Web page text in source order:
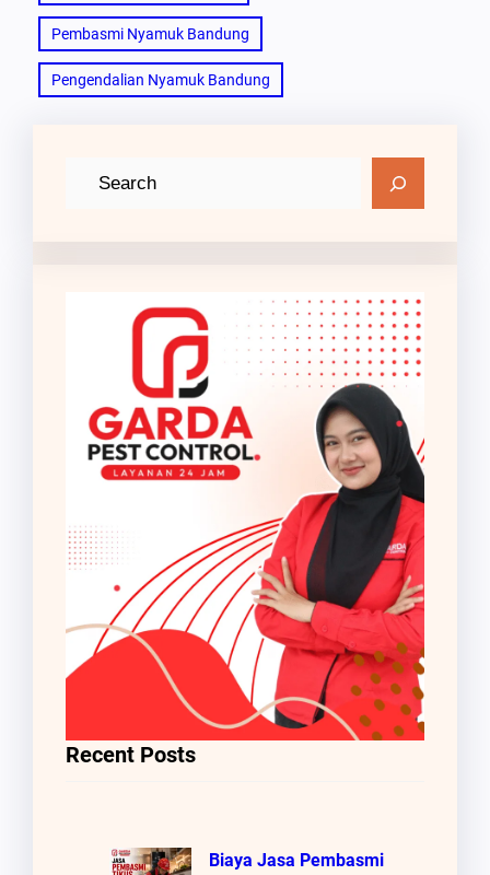
Pembasmi Nyamuk Bandung
Pengendalian Nyamuk Bandung
Recent Posts
Biaya Jasa Pembasmi